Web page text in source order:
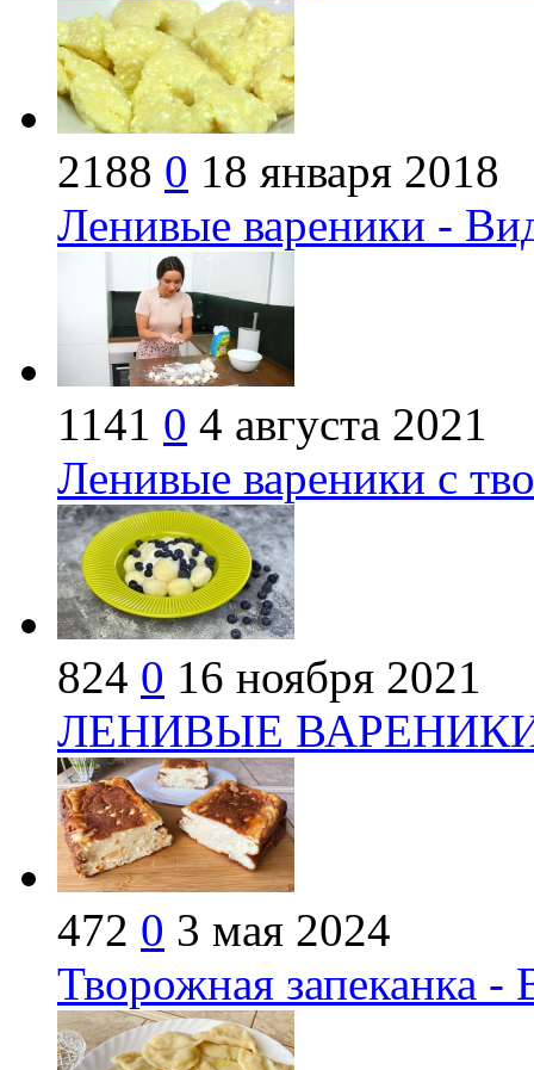
2188 0 18 января 2018
Ленивые вареники -
1141 0 4 августа 2021
Ленивые вареники с
824 0 16 ноября 2021
ЛЕНИВЫЕ ВАРЕНИКИ
472 0 3 мая 2024
Творожная запеканка -